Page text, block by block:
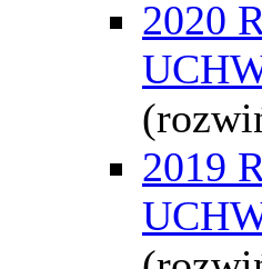
2020
2019